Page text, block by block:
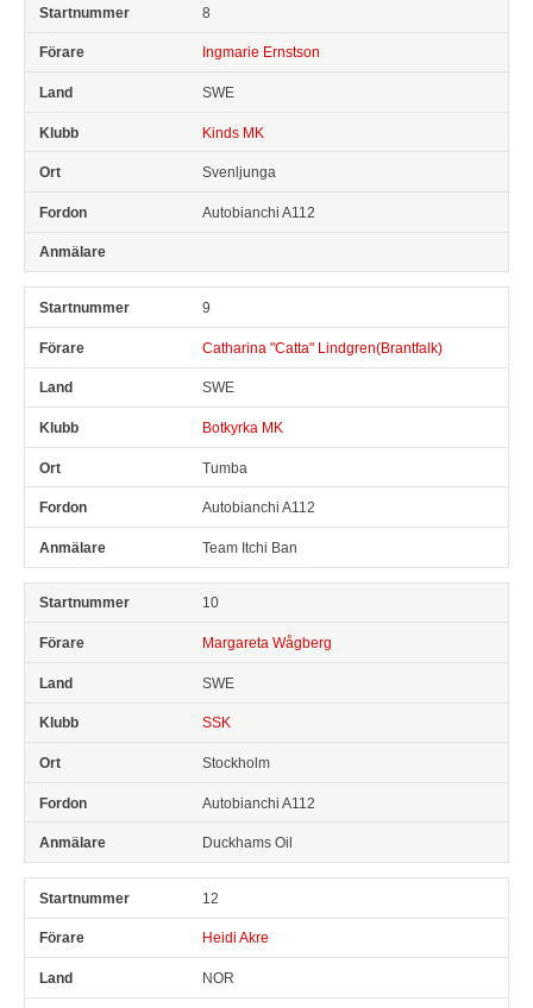
8
Ingmarie Ernstson
SWE
Kinds MK
Svenljunga
Autobianchi A112
9
Catharina "Catta" Lindgren(Brantfalk)
SWE
Botkyrka MK
Tumba
Autobianchi A112
Team Itchi Ban
10
Margareta Wågberg
SWE
SSK
Stockholm
Autobianchi A112
Duckhams Oil
12
Heidi Akre
NOR